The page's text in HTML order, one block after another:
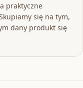
praktyczne
się na tym,
dany produkt się